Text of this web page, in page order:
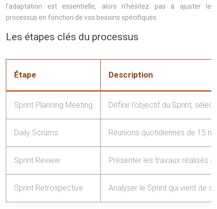
l’adaptation est essentielle, alors n’hésitez pas à ajuster le
processus en fonction de vos besoins spécifiques.
Les étapes clés du processus
Étape Description
Sprint Planning Meeting Définir l’objectif du Sprint,
Daily Scrums Réunions quotidiennes de 15
Sprint Review Présenter les travaux réalisés
Sprint Retrospective Analyser le Sprint qui vient de